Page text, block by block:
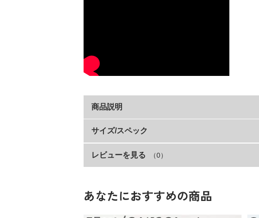
商品説明
毎日使うものなのに、お洗濯した後のアイロンが
そんなママ・パパの声をもとに生まれたシワになりにく
毎日のお洗濯が少し楽になる理由
・速乾性がありすぐに乾く
サイズ/スペック
サイズ
レビューを見る （0）
あなたにおすすめの商品